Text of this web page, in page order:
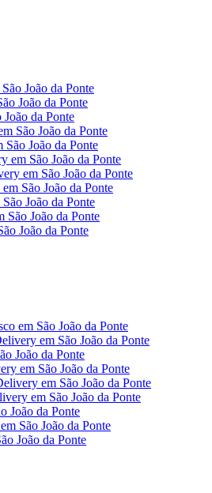
São João da Ponte
João da Ponte
João da Ponte
São João da Ponte
São João da Ponte
em São João da Ponte
em São João da Ponte
em São João da Ponte
São João da Ponte
São João da Ponte
João da Ponte
em São João da Ponte
em São João da Ponte
João da Ponte
em São João da Ponte
em São João da Ponte
em São João da Ponte
João da Ponte
em São João da Ponte
João da Ponte